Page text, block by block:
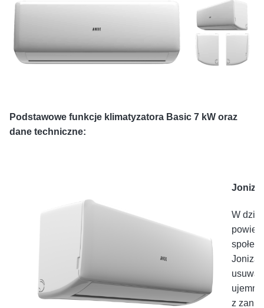
Podstawowe funkcje klimatyzatora Basic 7 kW oraz
dane techniczne:
W
usuwa
z